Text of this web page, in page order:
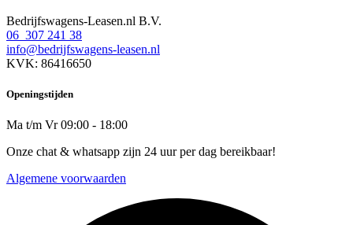
Bedrijfswagens-Leasen.nl B.V.
06 307 241 38
info@bedrijfswagens-leasen.nl
KVK: 86416650
Openingstijden
Ma t/m Vr 09:00 - 18:00
Onze chat & whatsapp zijn 24 uur per dag bereikbaar!
Algemene voorwaarden